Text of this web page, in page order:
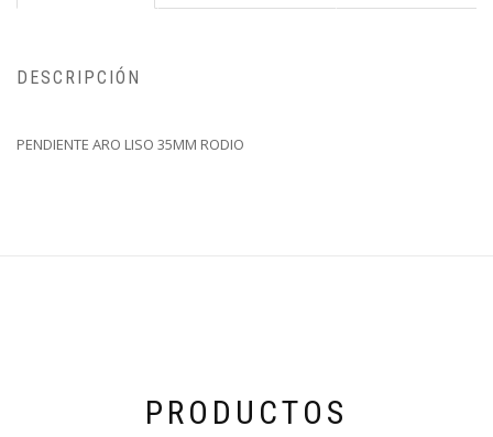
DESCRIPCIÓN
PENDIENTE ARO LISO 35MM RODIO
PRODUCTOS